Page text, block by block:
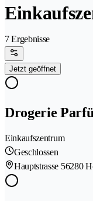
7 Ergebnisse
Jetzt geöffnet
Drogerie
Einkaufszentrum
Geschlossen
Hauptstrasse 56280